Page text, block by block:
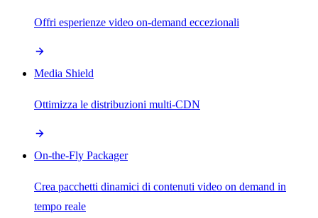
Offri esperienze video on-demand eccezionali
Media Shield
Ottimizza le distribuzioni multi-CDN
On-the-Fly Packager
Crea pacchetti dinamici di contenuti video on demand in
tempo reale